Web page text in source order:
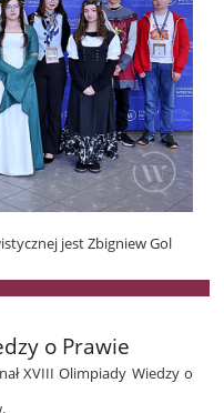
jest Zbigniew Gol
o Prawie
XVIII Olimpiady Wiedzy o